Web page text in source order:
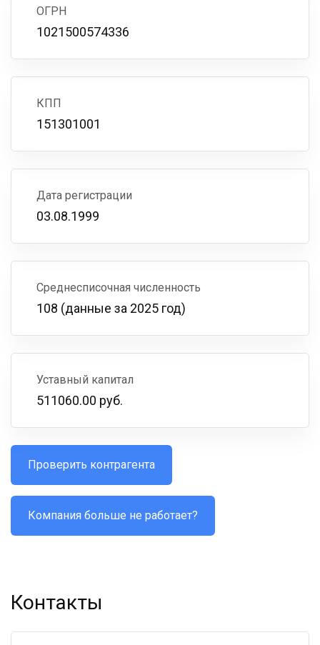
ОГРН
1021500574336
КПП
151301001
Дата регистрации
03.08.1999
Среднесписочная численность
108 (данные за 2025 год)
Уставный капитал
511060.00 руб.
Проверить контрагента
Компания больше не работает?
Контакты